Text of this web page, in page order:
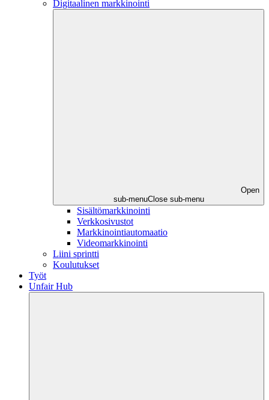
Digitaalinen markkinointi
Open
sub-menuClose sub-menu
Sisältömarkkinointi
Verkkosivustot
Markkinointiautomaatio
Videomarkkinointi
Liini sprintti
Koulutukset
Työt
Unfair Hub